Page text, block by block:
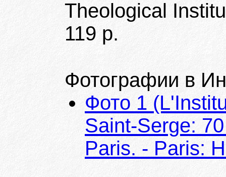
Theological
119 p.
Фотографии в
Фото 1
Saint-Serge:
Paris. - Paris: